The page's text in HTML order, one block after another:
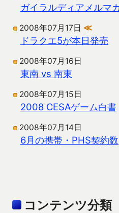
ガイラルディアメルマ
2008年07月17日 ≪
ドラクエ5が本日発売
2008年07月16日
東南 vs 南東
2008年07月15日
2008 CESAゲーム白書
2008年07月14日
6月の携帯・PHS契約数
コンテンツ分類